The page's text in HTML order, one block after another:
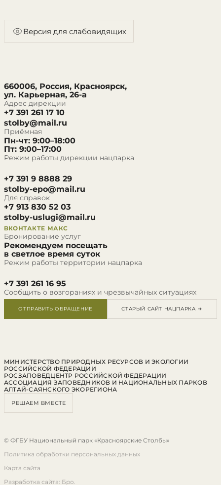
Версия для слабовидящих
660006, Россия, Красноярск,
ул. Карьерная, 26-а
Адрес дирекции
+7 391 261 17 10
stolby@mail.ru
Приёмная
Пн-чт: 9:00–18:00
Пт: 9:00–17:00
Режим работы дирекции нацпарка
+7 391 9 8888 29
stolby-epo@mail.ru
Для справок
+7 913 830 52 03
stolby-uslugi@mail.ru
ВКОНТАКТЕ МАКС
Бронирование услуг
Рекомендуем посещать
в светлое время суток
Режим работы территории нацпарка
+7 391 261 16 95
Сообщить о возгораниях и чрезвычайных ситуациях
ОТПРАВИТЬ ОБРАЩЕНИЕ СТАРЫЙ САЙТ НАЦПАРКА →
МИНИСТЕРСТВО ПРИРОДНЫХ РЕСУРСОВ И ЭКОЛОГИИ
РОССИЙСКОЙ ФЕДЕРАЦИИ
РОСЗАПОВЕДЦЕНТР РОССИЙСКОЙ ФЕДЕРАЦИИ
АССОЦИАЦИЯ ЗАПОВЕДНИКОВ И НАЦИОНАЛЬНЫХ ПАРКОВ
АЛТАЙ-САЯНСКОГО ЭКОРЕГИОНА
РЕШАЕМ ВМЕСТЕ
© ФГБУ Национальный парк «Красноярские Столбы»
Политика обработки персональных данных
Карта сайта
Разработка сайта: Бро.